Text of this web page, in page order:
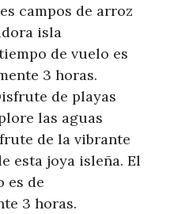
campos de arroz
isla
de vuelo es
3 horas.
de playas
las aguas
de la vibrante
esta joya isleña. El
es de
3 horas.